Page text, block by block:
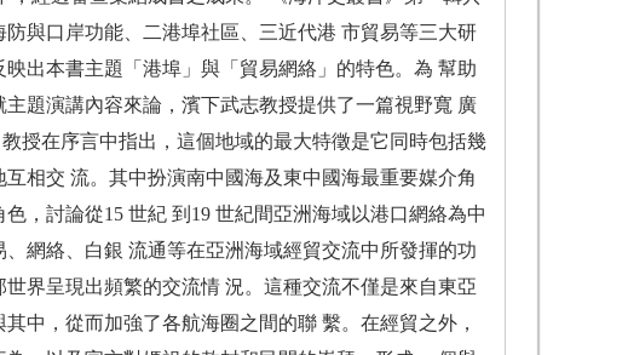
與口岸功能、二港埠社區、三近代港 市貿易等三大研
出本書主題「港埠」與「貿易網絡」的特色。為 幫助
題演講內容來論，濱下武志教授提供了一篇視野寬 廣
授在序言中指出，這個地域的最大特徵是它同時包括幾
相交 流。其中扮演南中國海及東中國海最重要媒介角
，討論從15 世紀 到19 世紀間亞洲海域以港口網絡為中
網絡、白銀 流通等在亞洲海域經貿交流中所發揮的功
界呈現出頻繁的交流情 況。這種交流不僅是來自東亞
中，從而加強了各航海圈之間的聯 繫。在經貿之外，